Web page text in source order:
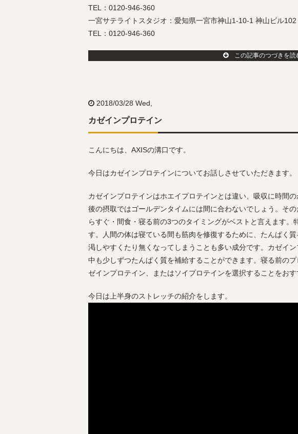
TEL：0120-946-360
一宮サテライトスタジオ：愛知県一宮市神山1-10-1 神山ビル102
TEL：0120-946-360
この記事のつづきを読
2018/03/28 Wed,
カゼインプロテイン
こんにちは、AXISの溝口です。
今日はカゼインプロテインについてお話しさせていただきます。
カゼインプロテインはホエイプロテインとは違い、吸収に時間
後の摂取ではゴールデンタイムには間に合わないでしょう。そ
らすぐ・間食・寝る前の3つのタイミングがベストと言えます
す。人間の体は寝ている間も筋肉を修復するために、たんぱく
渇しやすくたり無くなってしまうことも多い成分です。カゼイ
中も少しずつたんぱく質を補給することができます。寝る前の
ゼインプロテイン、またはソイプロテインを選択することをおす
今日は上半身のストレッチの紹介をします。